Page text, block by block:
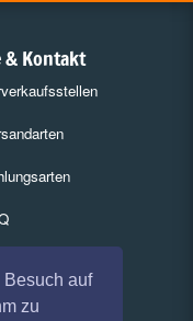
auf
zu
& Kontakt